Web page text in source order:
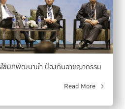
ใช้มิติพัฒนานำ ป้องกันอาชญากรรม
Read More